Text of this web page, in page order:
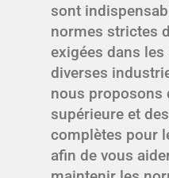
sont
normes strictes
exigées dans
diverses
nous proposons
supérieure et
complètes pour
afin de vous